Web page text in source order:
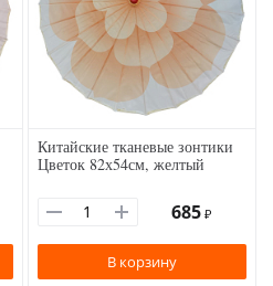
Китайские тканевые зонтики
Цветок 82х54см, желтый
685 ₽
В корзину